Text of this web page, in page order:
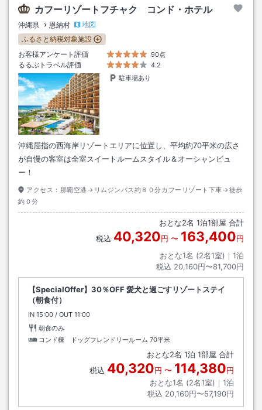
カフーリゾートフチャク コンド・ホテル
沖縄県 恩納村
地図
ふるさと納税対象施設
お客様アンケート評価
90点
るるぶトラベル評価
4.2
駐車場あり
沖縄屈指の西海岸リゾートエリアに位置し、平均約70平米の広さ
が自慢の客室は全室スイートルームスタイル＆オーシャンビュ
ー！
アクセス： 那覇空港→リムジンバス約８０分カフーリゾート下車→徒歩
約０分
おとな2名 1泊1部屋 合計
税込 40,320円 〜 163,400円
おとな1名 (2名1室)｜ 1泊
税込 20,160円〜81,700円
【SpecialOffer】30％OFF 愛犬と過ごすリゾートステイ
（朝食付）
IN チェックイン
15:00 / OUT チェックアウト
11:00
朝食のみ
コンド棟 ドッグフレンドリールーム 70平米
おとな2名 1泊 1部屋 合計
税込 40,320円 〜 114,380円
おとな1名 (2名1室)｜ 1泊
税込 20,160円〜57,190円